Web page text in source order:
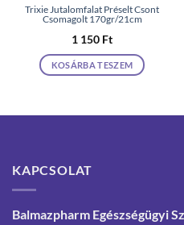
Trixie Jutalomfalat Préselt Csont
Csomagolt 170gr/21cm
1 150 Ft
KOSÁRBA TESZEM
KAPCSOLAT
Balmazpharm Egészségügyi